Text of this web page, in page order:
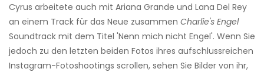
Cyrus arbeitete auch mit Ariana Grande und Lana Del Rey
an einem Track für das Neue zusammen Charlie's Engel
Soundtrack mit dem Titel 'Nenn mich nicht Engel'. Wenn Sie
jedoch zu den letzten beiden Fotos ihres aufschlussreichen
Instagram-Fotoshootings scrollen, sehen Sie Bilder von ihr,